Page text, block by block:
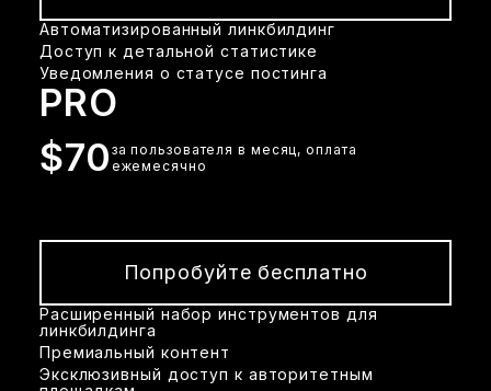
Автоматизированный линкбилдинг
Доступ к детальной статистике
Уведомления о статусе постинга
PRO
$70 за пользователя в месяц, оплата
ежемесячно
Попробуйте бесплатно
Расширенный набор инструментов для
линкбилдинга
Премиальный контент
Эксклюзивный доступ к авторитетным